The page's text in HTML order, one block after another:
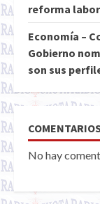
reforma
Economía –
Gobierno
son sus
No hay